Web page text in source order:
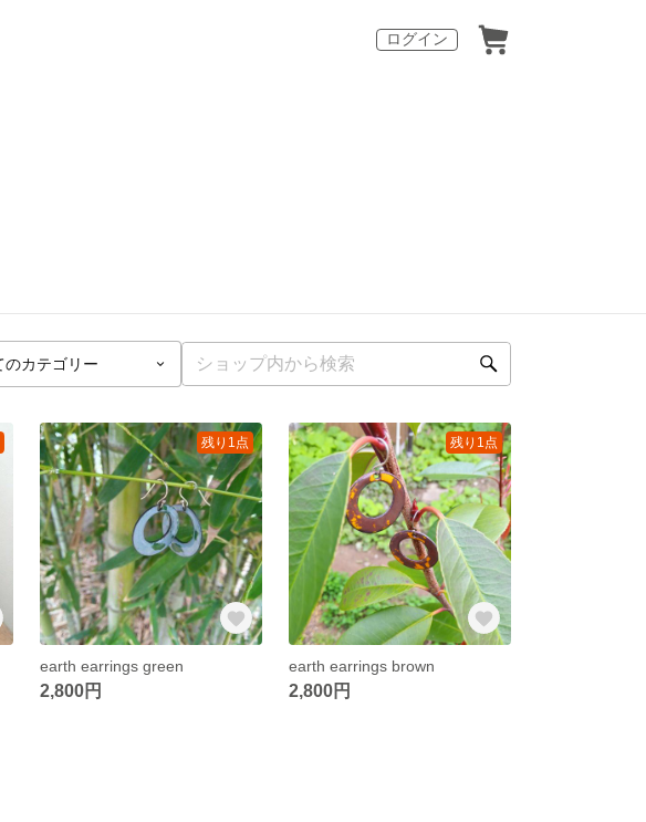
ログイン
残り1点
earth earrings green
2,800円
残り1点
earth earrings brown
2,800円